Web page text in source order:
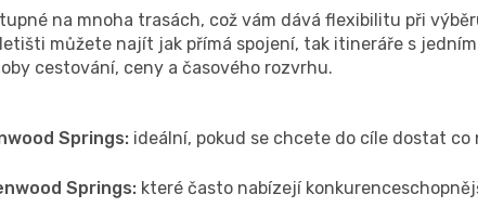
na mnoha trasách, což vám dává flexibilitu při
můžete najít jak přímá spojení, tak itineráře s
cestování, ceny a časového rozvrhu.
Springs: ideální, pokud se chcete do cíle dostat
Springs: které často nabízejí